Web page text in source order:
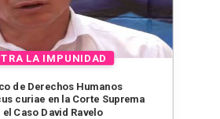
de Derechos Humanos
curiae en la Corte Suprema
Caso David Ravelo